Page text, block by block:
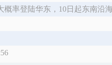
概率登陆华东，10日起东南沿